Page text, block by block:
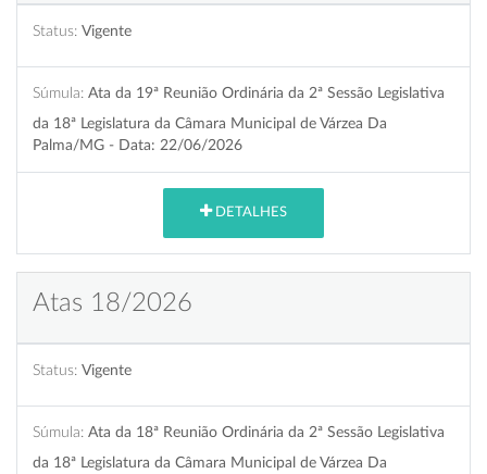
Status: Vigente
Súmula: Ata da 19ª Reunião Ordinária da 2ª Sessão Legislativa
da 18ª Legislatura da Câmara Municipal de Várzea Da
Palma/MG - Data: 22/06/2026
DETALHES
Atas 18/2026
Status: Vigente
Súmula: Ata da 18ª Reunião Ordinária da 2ª Sessão Legislativa
da 18ª Legislatura da Câmara Municipal de Várzea Da